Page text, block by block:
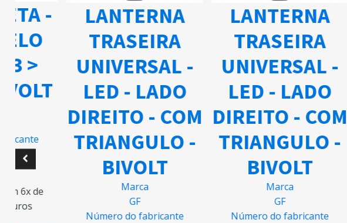
-
>
6x de
LANTERNA
TRASEIRA
UNIVERSAL -
LED - LADO
DIREITO - COM
TRIANGULO -
BIVOLT
Marca
GF
Número do fabricante
LANTERNA
TRASEIRA
UNIVERSAL -
LED - LADO
DIREITO - COM
TRIANGULO -
BIVOLT
Marca
GF
Número do fabricante